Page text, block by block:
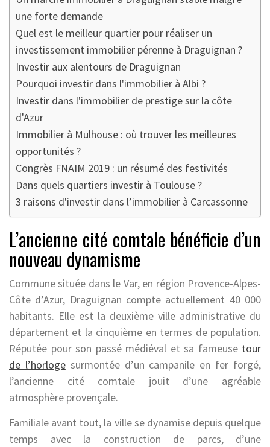
une forte demande
Quel est le meilleur quartier pour réaliser un
investissement immobilier pérenne à Draguignan ?
Investir aux alentours de Draguignan
Pourquoi investir dans l'immobilier à Albi ?
Investir dans l'immobilier de prestige sur la côte
d'Azur
Immobilier à Mulhouse : où trouver les meilleures
opportunités ?
Congrès FNAIM 2019 : un résumé des festivités
Dans quels quartiers investir à Toulouse ?
3 raisons d'investir dans l’immobilier à Carcassonne
L’ancienne cité comtale bénéficie d’un
nouveau dynamisme
Commune située dans le Var, en région Provence-Alpes-
Côte d’Azur, Draguignan compte actuellement 40 000
habitants. Elle est la deuxième ville administrative du
département et la cinquième en termes de population.
Réputée pour son passé médiéval et sa fameuse tour
de l’horlogesurmontée d’un campanile en fer forgé,
l’ancienne cité comtale jouit d’une agréable
atmosphère provençale.
Familiale avant tout, la ville se dynamise depuis quelque
temps avec la construction de parcs, d’une